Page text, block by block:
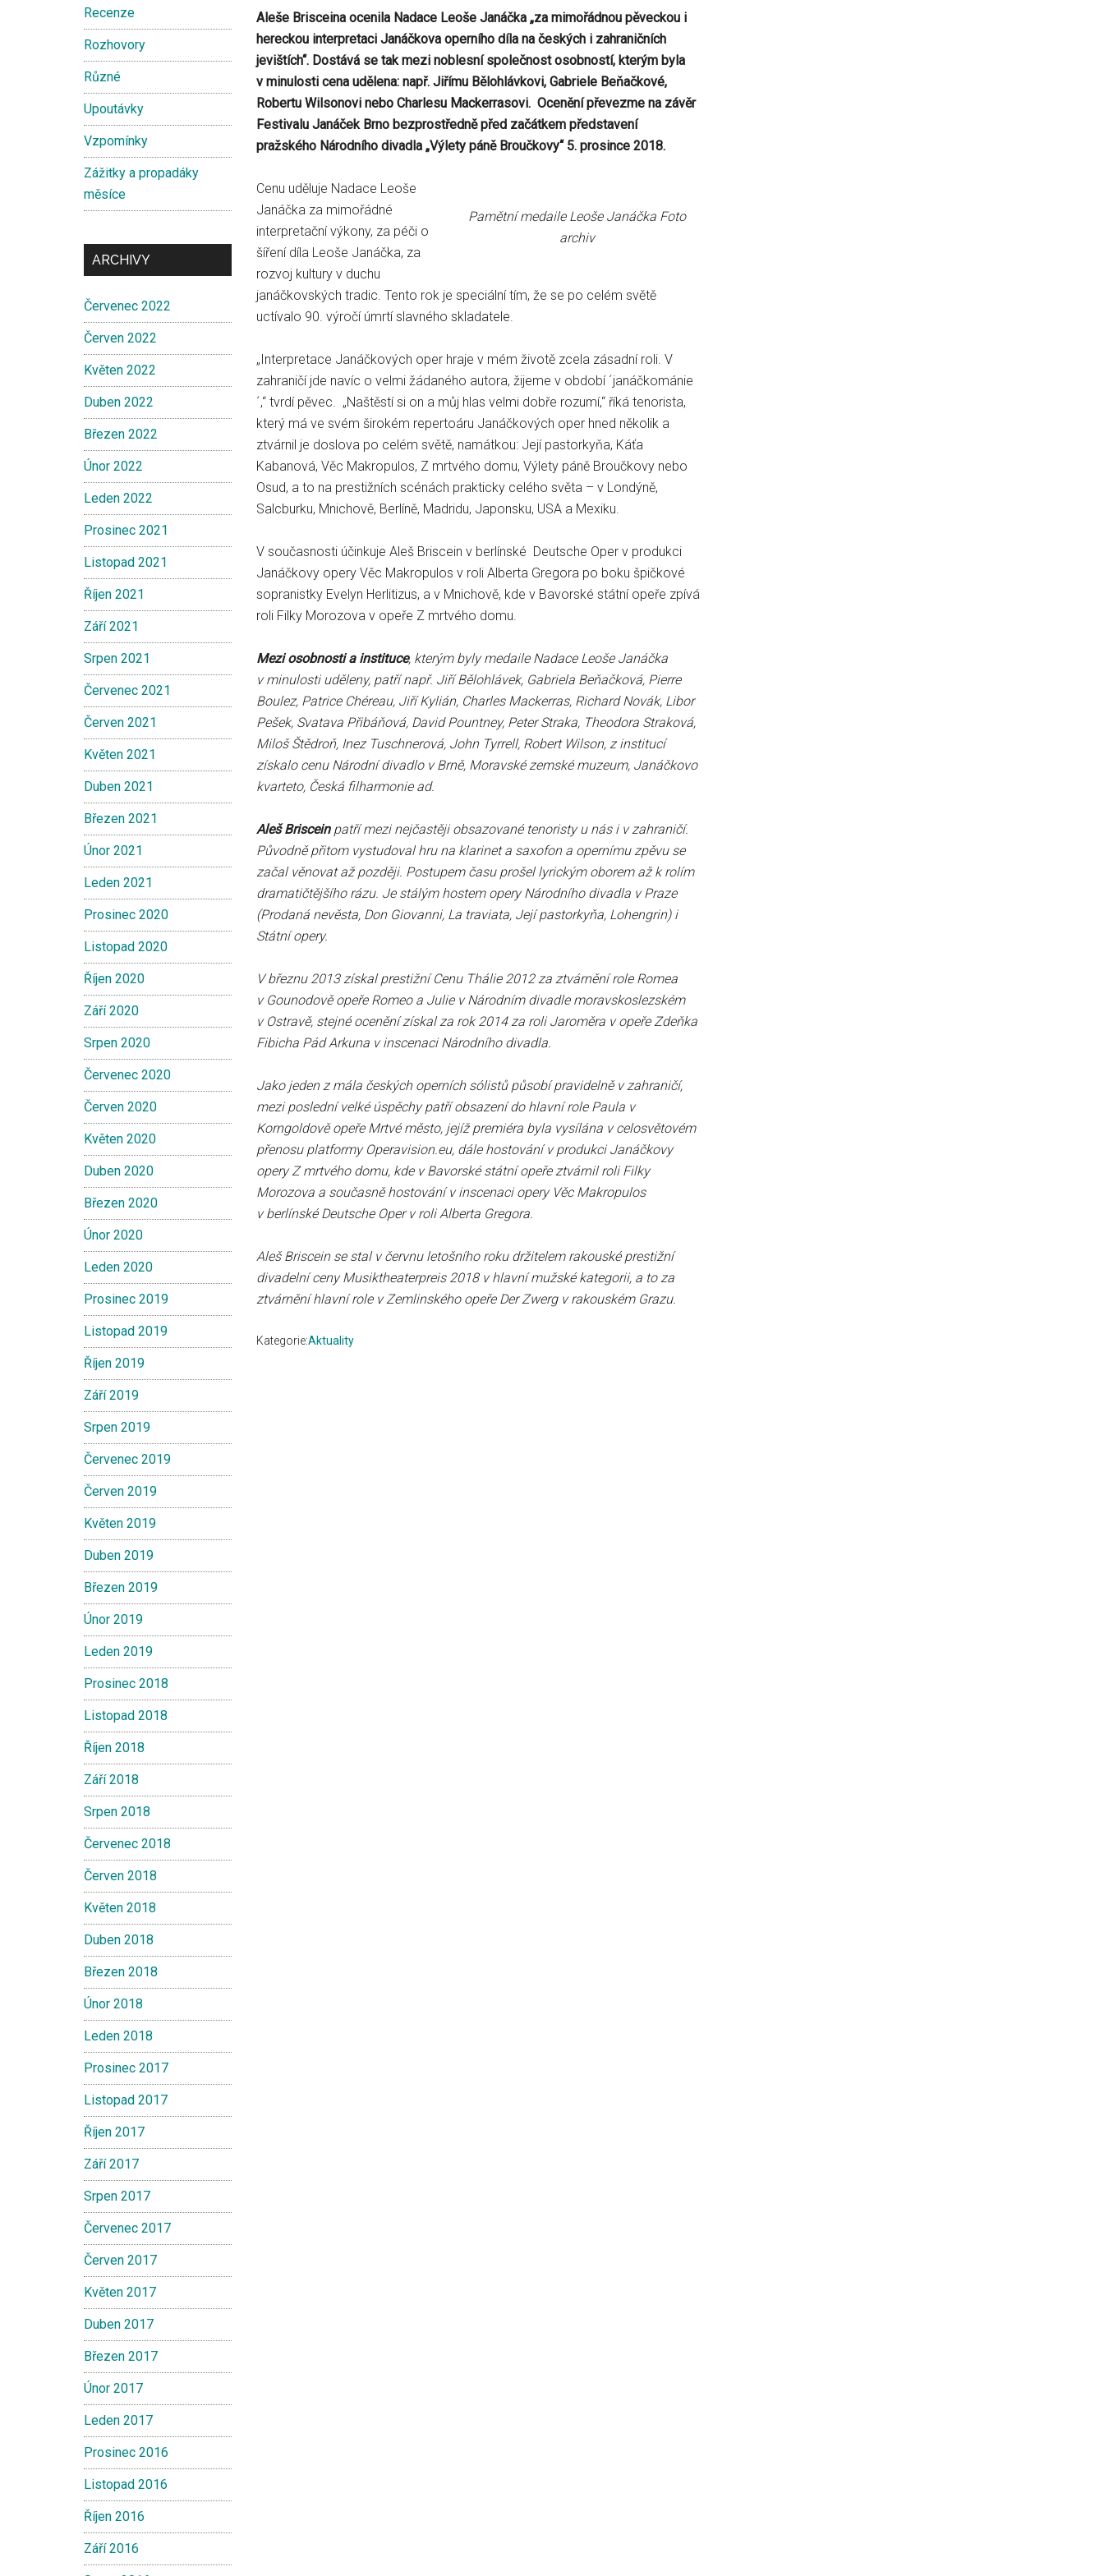
Aleše Brisceina ocenila Nadace Leoše Janáčka „za mimořádnou pěveckou i
hereckou interpretaci Janáčkova operního díla na českých i zahraničních
jevištích“. Dostává se tak mezi noblesní společnost osobností, kterým byla
v minulosti cena udělena: např. Jiřímu Bělohlávkovi, Gabriele Beňačkové,
Robertu Wilsonovi nebo Charlesu Mackerrasovi. Ocenění převezme na závěr
Festivalu Janáček Brno bezprostředně před začátkem představení
pražského Národního divadla „Výlety páně Broučkovy“ 5. prosince 2018.
Pamětní medaile Leoše Janáčka Foto
archiv
Cenu uděluje Nadace Leoše
Janáčka za mimořádné
interpretační výkony, za péči o
šíření díla Leoše Janáčka, za
rozvoj kultury v duchu
janáčkovských tradic. Tento rok je speciální tím, že se po celém světě
uctívalo 90. výročí úmrtí slavného skladatele.
„Interpretace Janáčkových oper hraje v mém životě zcela zásadní roli. V
zahraničí jde navíc o velmi žádaného autora, žijeme v období ´janáčkománie
´,“ tvrdí pěvec. „Naštěstí si on a můj hlas velmi dobře rozumí,“ říká tenorista,
který má ve svém širokém repertoáru Janáčkových oper hned několik a
ztvárnil je doslova po celém světě, namátkou: Její pastorkyňa, Káťa
Kabanová, Věc Makropulos, Z mrtvého domu, Výlety páně Broučkovy nebo
Osud, a to na prestižních scénách prakticky celého světa – v Londýně,
Salcburku, Mnichově, Berlíně, Madridu, Japonsku, USA a Mexiku.
V současnosti účinkuje Aleš Briscein v berlínské Deutsche Oper v produkci
Janáčkovy opery Věc Makropulos v roli Alberta Gregora po boku špičkové
sopranistky Evelyn Herlitizus, a v Mnichově, kde v Bavorské státní opeře zpívá
roli Filky Morozova v opeře Z mrtvého domu.
Meziosobnosti a instituce, kterým byly medaile Nadace Leoše Janáčka
v minulosti uděleny, patří např. Jiří Bělohlávek, Gabriela Beňačková, Pierre
Boulez, Patrice Chéreau, Jiří Kylián, Charles Mackerras, Richard Novák, Libor
Pešek, Svatava Přibáňová, David Pountney, Peter Straka, Theodora Straková,
Miloš Štědroň, Inez Tuschnerová, John Tyrrell, Robert Wilson, z institucí
získalo cenu Národní divadlo v Brně, Moravské zemské muzeum, Janáčkovo
kvarteto, Česká filharmonie ad.
Aleš Brisceinpatří mezi nejčastěji obsazované tenoristy u nás i v zahraničí.
Původně přitom vystudoval hru na klarinet a saxofon a opernímu zpěvu se
začal věnovat až později. Postupem času prošel lyrickým oborem až k rolím
dramatičtějšího rázu. Je stálým hostem opery Národního divadla v Praze
(Prodaná nevěsta, Don Giovanni, La traviata, Její pastorkyňa, Lohengrin) i
Státní opery.
V březnu 2013 získal prestižní Cenu Thálie 2012 za ztvárnění role Romea
v Gounodově opeře Romeo a Julie v Národním divadle moravskoslezském
v Ostravě, stejné ocenění získal za rok 2014 za roli Jaroměra v opeře Zdeňka
Fibicha Pád Arkuna v inscenaci Národního divadla.
Jako jeden z mála českých operních sólistů působí pravidelně v zahraničí,
mezi poslední velké úspěchy patří obsazení do hlavní role Paula v
Korngoldově opeře Mrtvé město, jejíž premiéra byla vysílána v celosvětovém
přenosu platformy Operavision.eu, dále hostování v produkci Janáčkovy
opery Z mrtvého domu, kde v Bavorské státní opeře ztvárnil roli Filky
Morozova a současně hostování v inscenaci opery Věc Makropulos
v berlínské Deutsche Oper v roli Alberta Gregora.
Aleš Briscein se stal v červnu letošního roku držitelem rakouské prestižní
divadelní ceny Musiktheaterpreis 2018 v hlavní mužské kategorii, a to za
ztvárnění hlavní role v Zemlinského opeře Der Zwerg v rakouském Grazu.
Kategorie:Aktuality
Recenze
Rozhovory
Různé
Upoutávky
Vzpomínky
Zážitky a propadáky
měsíce
ARCHIVY
Červenec 2022
Červen 2022
Květen 2022
Duben 2022
Březen 2022
Únor 2022
Leden 2022
Prosinec 2021
Listopad 2021
Říjen 2021
Září 2021
Srpen 2021
Červenec 2021
Červen 2021
Květen 2021
Duben 2021
Březen 2021
Únor 2021
Leden 2021
Prosinec 2020
Listopad 2020
Říjen 2020
Září 2020
Srpen 2020
Červenec 2020
Červen 2020
Květen 2020
Duben 2020
Březen 2020
Únor 2020
Leden 2020
Prosinec 2019
Listopad 2019
Říjen 2019
Září 2019
Srpen 2019
Červenec 2019
Červen 2019
Květen 2019
Duben 2019
Březen 2019
Únor 2019
Leden 2019
Prosinec 2018
Listopad 2018
Říjen 2018
Září 2018
Srpen 2018
Červenec 2018
Červen 2018
Květen 2018
Duben 2018
Březen 2018
Únor 2018
Leden 2018
Prosinec 2017
Listopad 2017
Říjen 2017
Září 2017
Srpen 2017
Červenec 2017
Červen 2017
Květen 2017
Duben 2017
Březen 2017
Únor 2017
Leden 2017
Prosinec 2016
Listopad 2016
Říjen 2016
Září 2016